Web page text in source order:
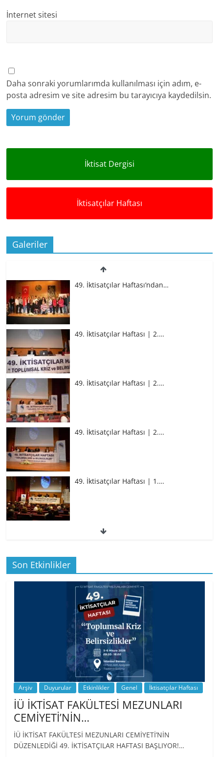
İnternet sitesi
Daha sonraki yorumlarımda kullanılması için adım, e-
posta adresim ve site adresim bu tarayıcıya kaydedilsin.
İktisat Dergisi
İktisatçılar Haftası
Galeriler
49. İktisatçılar Haftası’ndan…
49. İktisatçılar Haftası | 2.…
49. İktisatçılar Haftası | 2.…
49. İktisatçılar Haftası | 2.…
49. İktisatçılar Haftası | 1.…
49. İktisatçılar Haftası | 1.…
BİZ İKTİSATLILAR: İÇİMİZDEN BİRİ PROF.
…
Son Etkinlikler
Arşiv Duyurular Etkinlikler Genel İktisatçılar Haftası
İÜ İKTİSAT FAKÜLTESİ MEZUNLARI
CEMİYETİ’NİN…
İÜ İKTİSAT FAKÜLTESİ MEZUNLARI CEMİYETİ’NİN
DÜZENLEDİĞİ 49. İKTİSATÇILAR HAFTASI BAŞLIYOR!…